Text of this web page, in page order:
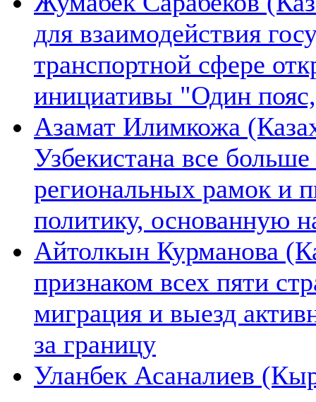
для взаимодействия
транспортной сфере
инициативы "Один
Азамат Илимкожа
Узбекистана все
региональных рамок и
политику, основанную
Айтолкын Курманова
признаком всех пяти
миграция и выезд
за границу
Уланбек Асаналиев